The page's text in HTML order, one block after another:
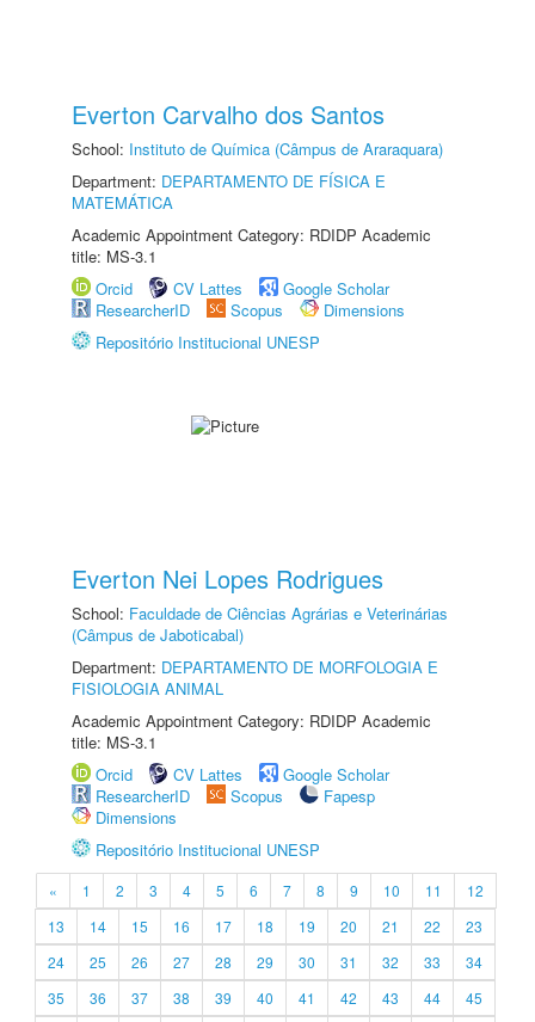
Everton Carvalho dos Santos
School: Instituto de Química (Câmpus de Araraquara)
Department: DEPARTAMENTO DE FÍSICA E
MATEMÁTICA
Academic Appointment Category: RDIDP Academic
title: MS-3.1
Orcid
CV Lattes
Google Scholar
ResearcherID
Scopus
Dimensions
Repositório Institucional UNESP
Everton Nei Lopes Rodrigues
School: Faculdade de Ciências Agrárias e Veterinárias
(Câmpus de Jaboticabal)
Department: DEPARTAMENTO DE MORFOLOGIA E
FISIOLOGIA ANIMAL
Academic Appointment Category: RDIDP Academic
title: MS-3.1
Orcid
CV Lattes
Google Scholar
ResearcherID
Scopus
Fapesp
Dimensions
Repositório Institucional UNESP
« 1 2 3 4 5 6 7 8 9 10 11
12
13
14 15 16 17 18 19 20 21 22
23
24
25 26 27 28 29 30 31 32 33
34
35
36 37 38 39 40 41 42 43 44
45